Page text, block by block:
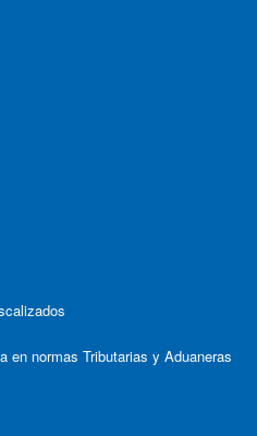
en normas Tributarias y Aduaneras